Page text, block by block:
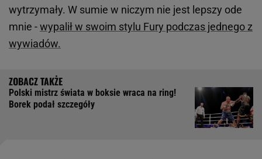
wytrzymały. W sumie w niczym nie jest lepszy ode
mnie -wypalił w swoim stylu Fury podczas jednego z
wywiadów.
Polski mistrz świata w boksie wraca na ring!
Borek podał szczegóły